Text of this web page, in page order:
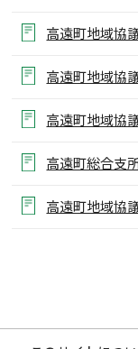
高遠町地域協
高遠町地域協
高遠町地域協
高遠町総合支
高遠町地域協